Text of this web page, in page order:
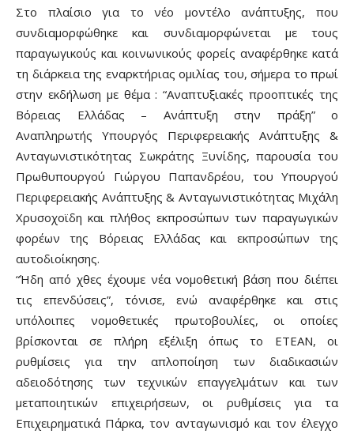
Στο πλαίσιο για το νέο μοντέλο ανάπτυξης, που
συνδιαμορφώθηκε και συνδιαμορφώνεται με τους
παραγωγικούς και κοινωνικούς φορείς αναφέρθηκε κατά
τη διάρκεια της εναρκτήριας ομιλίας του, σήμερα το πρωί
στην εκδήλωση με θέμα : “Αναπτυξιακές προοπτικές της
Βόρειας Ελλάδας – Ανάπτυξη στην πράξη” ο
Αναπληρωτής Υπουργός Περιφερειακής Ανάπτυξης &
Ανταγωνιστικότητας Σωκράτης Ξυνίδης, παρουσία του
Πρωθυπουργού Γιώργου Παπανδρέου, του Υπουργού
Περιφερειακής Ανάπτυξης & Ανταγωνιστικότητας Μιχάλη
Χρυσοχοϊδη και πλήθος εκπροσώπων των παραγωγικών
φορέων της Βόρειας Ελλάδας και εκπροσώπων της
αυτοδιοίκησης.
“Ήδη από χθες έχουμε νέα νομοθετική βάση που διέπει
τις επενδύσεις”, τόνισε, ενώ αναφέρθηκε και στις
υπόλοιπες νομοθετικές πρωτοβουλίες, οι οποίες
βρίσκονται σε πλήρη εξέλιξη όπως το ΕΤΕΑΝ, οι
ρυθμίσεις για την απλοποίηση των διαδικασιών
αδειοδότησης των τεχνικών επαγγελμάτων και των
μεταποιητικών επιχειρήσεων, οι ρυθμίσεις για τα
Επιχειρηματικά Πάρκα, τον ανταγωνισμό και τον έλεγχο